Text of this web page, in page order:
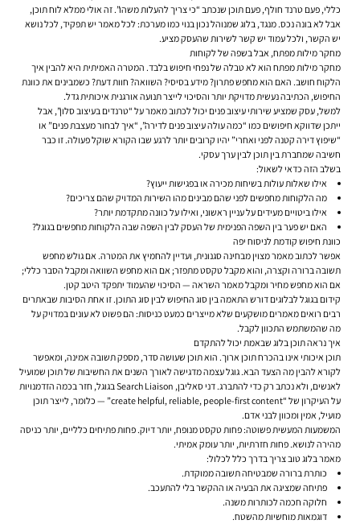
כללי, פעם טרנד חולף, פעם תוכן שנכתב “כי צריך להעלות משהו”. זה אולי ממלא לוח תוכן,
אבל לא בונה נכס. מנגד, בלוג שמנוהל נכון בנוי כמו מערכת: לכל מאמר יש תפקיד, לכל נושא
יש הקשר, ולכל עמוד יש קשר לשירות שהעסק מציע.
מחקר מילות מפתח, אבל בשפה של לקוחות
מחקר מילות מפתח הוא לא טבלה של נפחי חיפוש בלבד. המטרה האמיתית היא להבין איך
הלקוח חושב. האם הוא מחפש פתרון? מידע בסיסי? השוואה? חוות דעת? כשמבינים את כוונת
החיפוש, הכתיבה נעשית מדויקת יותר והסיכוי לייצר תנועה אורגנית איכותית גדל.
למשל, עסק שמציע שירותי עיצוב פנים יכול לכתוב מאמר על “טרנדים בעיצוב סלון”, אבל
ייתכן שדווקא חיפושים כמו “כמה עולה עיצוב פנים לדירה”, “איך לבחור מעצבת פנים” או
“שיפוץ דירה קטנה לפני ואחרי” יהיו קרובים יותר לרגע שבו הקורא שוקל פעולה. זו כבר
חשיבה שמחברת בין תוכן לבין ערך עסקי.
בשלב הזה כדאי לשאול:
אילו שאלות עולות בשיחות מכירה או בפגישות ייעוץ?
מה הלקוחות מחפשים לפני שהם מבינים מהו השירות המדויק שהם צריכים?
אילו ביטויים מעידים על עניין ראשוני, ואילו על כוונה מתקדמת יותר?
האם יש פער בין השפה הפנימית של העסק לבין השפה שבה הלקוחות מחפשים בגוגל?
כוונת חיפוש קודמת לניסוח יפה
אפשר לכתוב מאמר מצוין מבחינה סגנונית, ועדיין להחמיץ את המטרה. אם גולש מחפש
תשובה ברורה וקצרה, והוא מקבל טקסט מתפזר; אם הוא מחפש השוואה ומקבל הסבר כללי;
אם הוא מחפש מחיר ומקבל מאמר השראה — הסיכוי שהעמוד יתפקד היטב קטן.
קידום בגוגל לבלוגים דורש התאמה בין סוג החיפוש לבין סוג התוכן. זו אחת הסיבות שבאתרים
רבים רואים מאמרים מושקעים שלא מייצרים כמעט כניסות: הם פשוט לא עונים במדויק על
מה שהמשתמש התכוון לקבל.
איך נראה תוכן בלוג שבאמת יכול להתקדם
תוכן איכותי אינו בהכרח תוכן ארוך. הוא תוכן שעושה סדר, מספק תשובה אמינה, ומאפשר
לקורא להבין מה הצעד הבא. גוגל עצמה מדגישה לאורך השנים את החשיבות של תוכן שמועיל
לאנשים, ולא נכתב רק כדי להתברג. דני סאליבן, Search Liaison בגוגל, חזר בכמה הזדמנויות
על העיקרון של “create helpful, reliable, people-first content” — כלומר, לייצר תוכן
מועיל, אמין ומכוון לבני אדם.
המשמעות המעשית פשוטה: פחות טקסט מנופח, יותר דיוק. פחות פתיחים כלליים, יותר כניסה
מהירה לנושא. פחות חזרתיות, יותר עומק אמיתי.
מאמר בלוג טוב צריך בדרך כלל לכלול:
כותרת ברורה שמבטיחה תשובה ממוקדת.
פתיחה שמציגה את הבעיה או ההקשר בלי להתעכב.
חלוקה חכמה לכותרות משנה.
דוגמאות מוחשיות מהשטח.